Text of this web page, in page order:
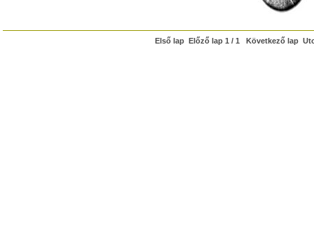
Első lap Előző lap 1 / 1 Következő lap